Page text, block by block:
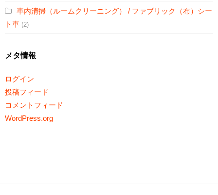
車内清掃（ルームクリーニング） / ファブリック（布）シー
ト車 (2)
メタ情報
ログイン
投稿フィード
コメントフィード
WordPress.org